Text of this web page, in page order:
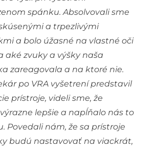
spánku. Absolvovali sme
a trpezlivými
a bolo úžasné na vlastné oči
aké zvuky a výšky naša
zareagovala a na ktoré nie.
po VRA vyšetrení predstavil
prístroje, videli sme, že
lepšie a napĺňalo nás to
Povedali nám, že sa prístroje
budú nastavovať na viackrát,